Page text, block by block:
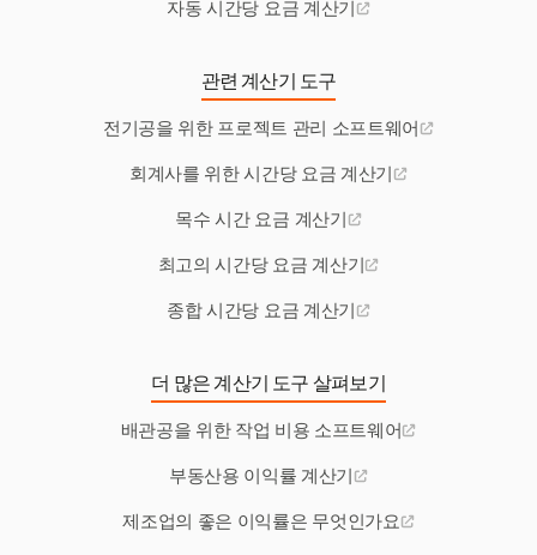
자동 시간당 요금 계산기
관련 계산기 도구
전기공을 위한 프로젝트 관리 소프트웨어
회계사를 위한 시간당 요금 계산기
목수 시간 요금 계산기
최고의 시간당 요금 계산기
종합 시간당 요금 계산기
더 많은 계산기 도구 살펴보기
배관공을 위한 작업 비용 소프트웨어
부동산용 이익률 계산기
제조업의 좋은 이익률은 무엇인가요